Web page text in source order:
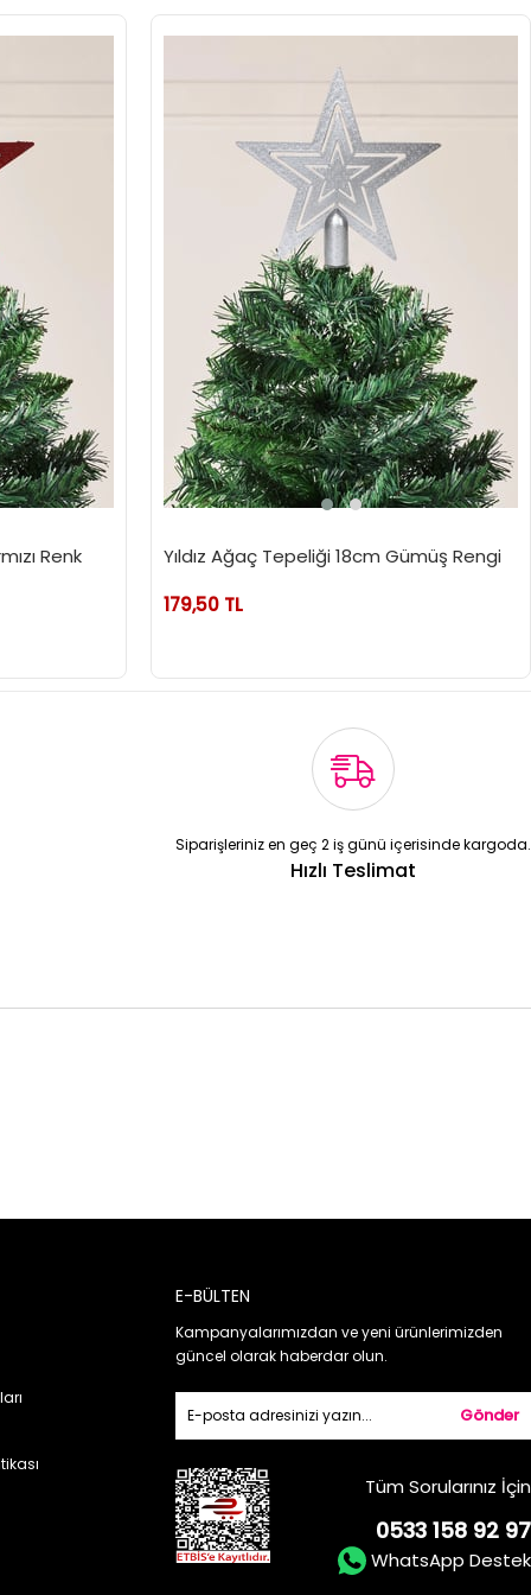
Renk
Yıldız Ağaç Tepeliği 18cm Gümüş Rengi
179,50 TL
Siparişleriniz en geç 2 iş günü içerisinde kargoda.
Hızlı Teslimat
E-BÜLTEN
Kampanyalarımızdan ve yeni ürünlerimizden
güncel olarak haberdar olun.
Gönder
Tüm Sorularınız İçin
0533 158 92 97
WhatsApp Destek